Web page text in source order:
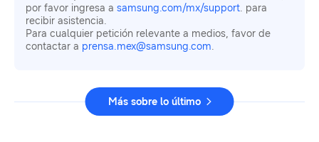
por favor ingresa a samsung.com/mx/support. para
recibir asistencia.
Para cualquier petición relevante a medios, favor de
contactar a prensa.mex@samsung.com.
Más sobre lo último